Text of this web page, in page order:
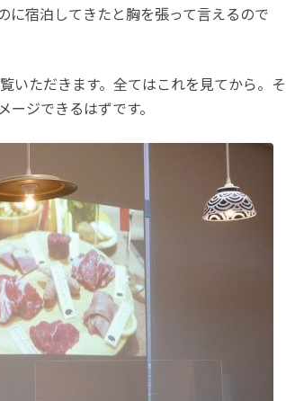
に宿泊してきたと胸を張って言えるので
いただきます。全てはこれを見てから。そ
ージできるはずです。